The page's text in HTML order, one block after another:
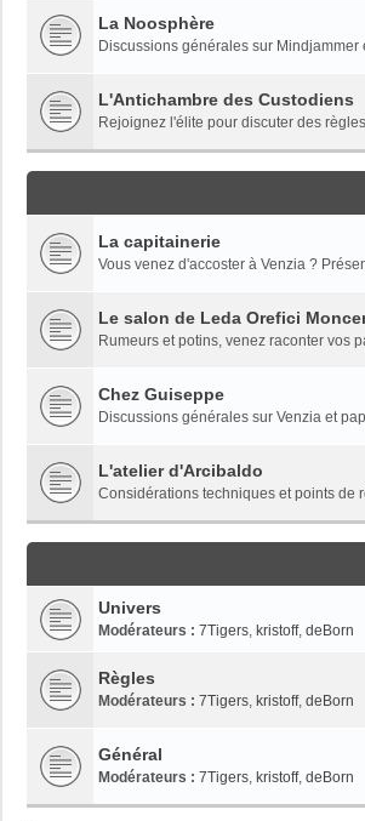
La Noosphère
Discussions générales sur
L'Antichambre des Custodiens
Rejoignez l'élite pour discuter des
La capitainerie
Vous venez d'accoster à Venzia ?
Le salon de Leda Orefici
Rumeurs et potins, venez raconter vos
Chez Guiseppe
Discussions générales sur Venzia et
L'atelier d'Arcibaldo
Considérations techniques et points de
Univers
Modérateurs : 7Tigers, kristoff, deBorn
Règles
Modérateurs : 7Tigers, kristoff, deBorn
Général
Modérateurs : 7Tigers, kristoff, deBorn